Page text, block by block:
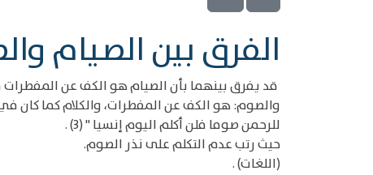
الفرق بين الصيام
قد يفرق بينهما بأن الصيام هو الكف عن المفطرات
والصوم: هو الكف عن المفطرات، والكلام كما كان
للرحمن صوما فلن أكلم اليوم إنسيا " (3) .
حيث رتب عدم التكلم على نذر الصوم.
(اللغات) .